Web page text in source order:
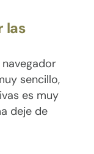
las
sencillo,
es muy
deje de